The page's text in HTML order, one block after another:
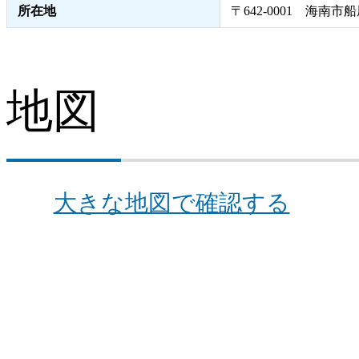
所在地 〒642-0001 海南市船
地図
大きな地図で確認する